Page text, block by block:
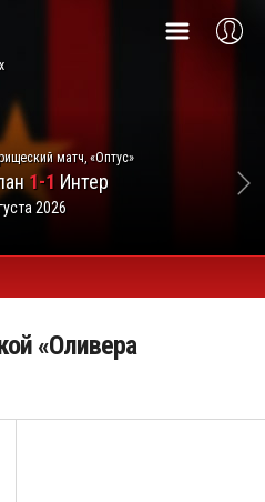
матч, «Оптус»
1-1 Интер
2026
«Оливера